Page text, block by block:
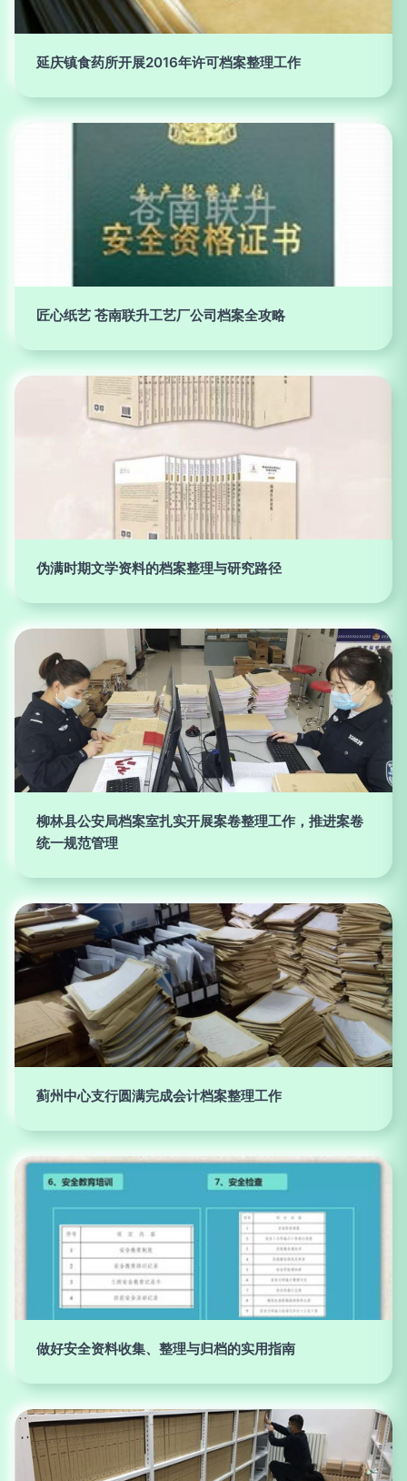
延庆镇食药所开展2016年许可档案整理工作
匠心纸艺 苍南联升工艺厂公司档案全攻略
伪满时期文学资料的档案整理与研究路径
柳林县公安局档案室扎实开展案卷整理工作，推进案卷
统一规范管理
蓟州中心支行圆满完成会计档案整理工作
做好安全资料收集、整理与归档的实用指南